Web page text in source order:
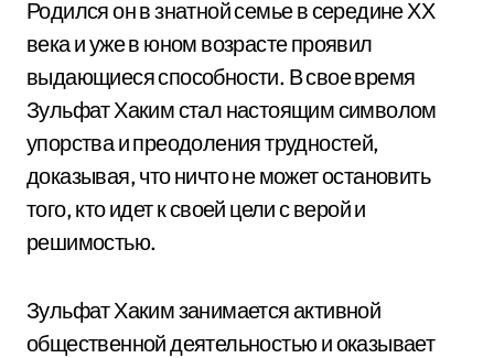
Родился он в знатной семье в середине ХХ
века и уже в юном возрасте проявил
выдающиеся способности. В свое время
Зульфат Хаким стал настоящим символом
упорства и преодоления трудностей,
доказывая, что ничто не может остановить
того, кто идет к своей цели с верой и
решимостью.
Зульфат Хаким занимается активной
общественной деятельностью и оказывает